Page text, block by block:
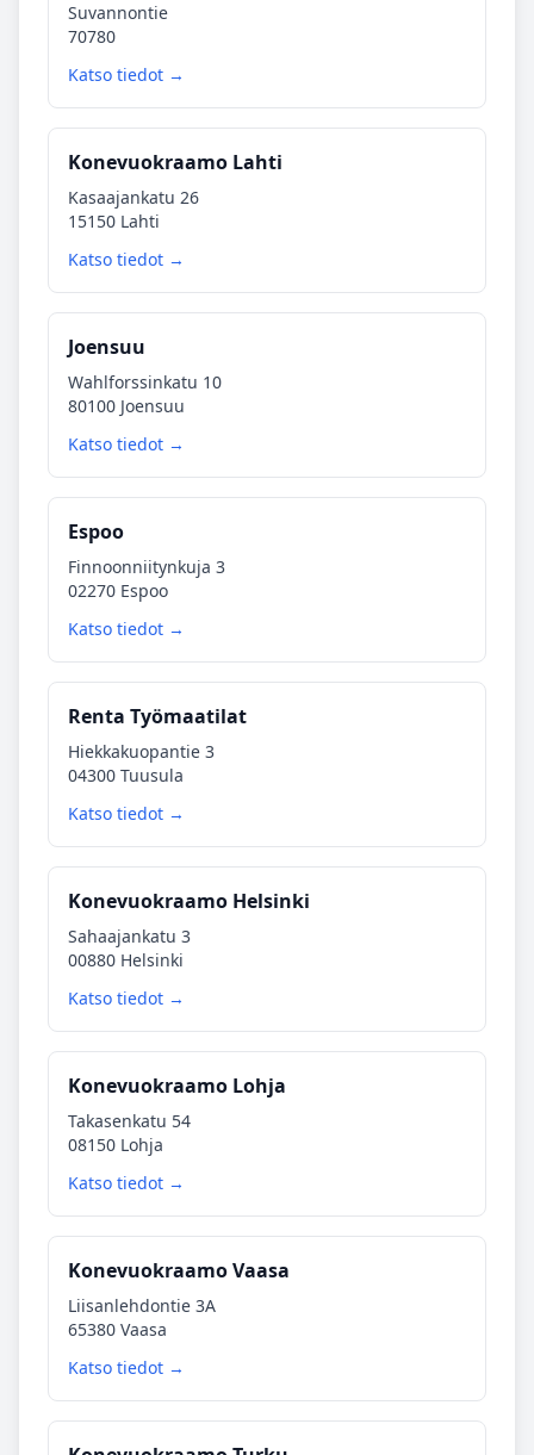
Suvannontie
70780
Katso tiedot →
Konevuokraamo Lahti
Kasaajankatu 26
15150 Lahti
Katso tiedot →
Joensuu
Wahlforssinkatu 10
80100 Joensuu
Katso tiedot →
Espoo
Finnoonniitynkuja 3
02270 Espoo
Katso tiedot →
Renta Työmaatilat
Hiekkakuopantie 3
04300 Tuusula
Katso tiedot →
Konevuokraamo Helsinki
Sahaajankatu 3
00880 Helsinki
Katso tiedot →
Konevuokraamo Lohja
Takasenkatu 54
08150 Lohja
Katso tiedot →
Konevuokraamo Vaasa
Liisanlehdontie 3A
65380 Vaasa
Katso tiedot →